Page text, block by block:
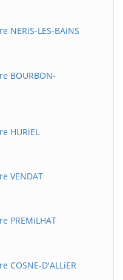
NERiS-LES-BAiNS
BOURBON-
HURiEL
VENDAT
PREMiLHAT
COSNE-D'ALLiER